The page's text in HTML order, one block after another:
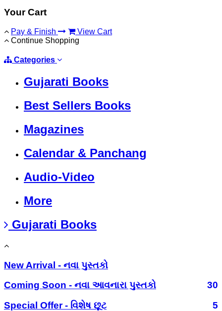
Your Cart
Pay & Finish
View Cart
Continue Shopping
Categories
Gujarati Books
Best Sellers Books
Magazines
Calendar & Panchang
Audio-Video
More
Gujarati Books
New Arrival - નવા પુસ્તકો
Coming Soon - નવા આવનારા પુસ્તકો
30
Special Offer - વિશેષ છૂટ
5